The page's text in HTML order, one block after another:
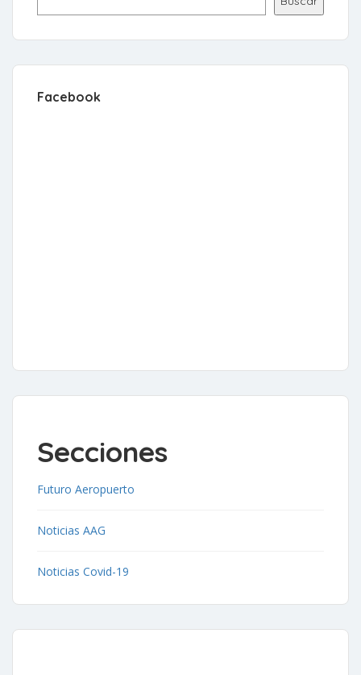
Facebook
Secciones
Futuro Aeropuerto
Noticias AAG
Noticias Covid-19